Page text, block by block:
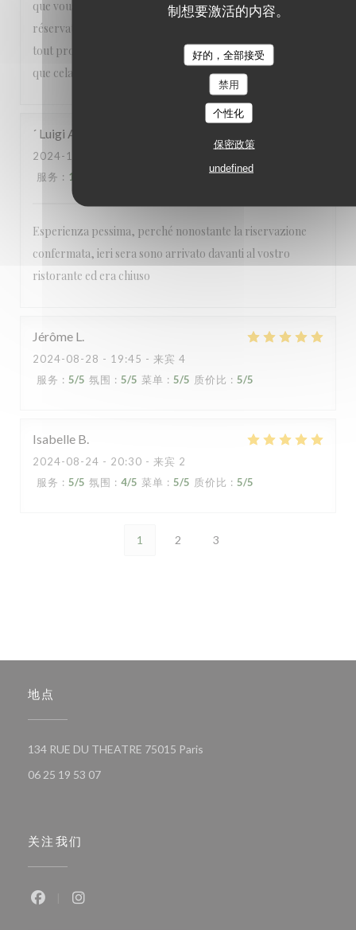
制想要激活的内容。
好的，全部接受
禁用
个性化
保密政策
undefined
que vous ayez pris la peine de désactiver votre système de
réservation et de prévenir le cas échéant vos clients. Pas du
tout professionnel et très décevant, c’est déjà la 2eme fois
que cela m’arrive. Bien à vous F.
´ Luigi A
2024-10-13
服务 : 1 质价比: 1/5
Esperienza pessima, perché nonostante la riservazione
confermata, ieri sera sono arrivato davanti al vostro
ristorante ed era chiuso
Jérôme L
2024-08-28 - 19:45 - 来宾 4
服务 : 5/5 氛围 : 5/5 菜单 : 5/5 质价比 : 5/5
Isabelle B
2024-08-24 - 20:30 - 来宾 2
服务 : 5/5 氛围 : 4/5 菜单 : 5/5 质价比 : 5/5
1 2 3
地点
134 RUE DU THEATRE 75015 Paris
06 25 19 53 07
关注我们